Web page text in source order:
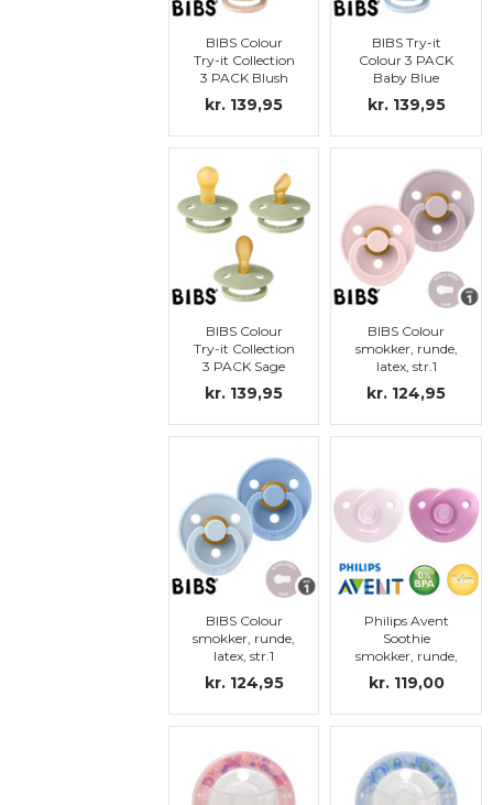
BIBS Colour
Try-it Collection
3 PACK Blush
kr. 139,95
BIBS Try-it
Colour 3 PACK
Baby Blue
kr. 139,95
BIBS Colour
Try-it Collection
3 PACK Sage
kr. 139,95
BIBS Colour
smokker, runde,
latex, str.1
kr. 124,95
BIBS Colour
smokker, runde,
latex, str.1
kr. 124,95
Philips Avent
Soothie
smokker, runde,
silikon str.1
kr. 119,00